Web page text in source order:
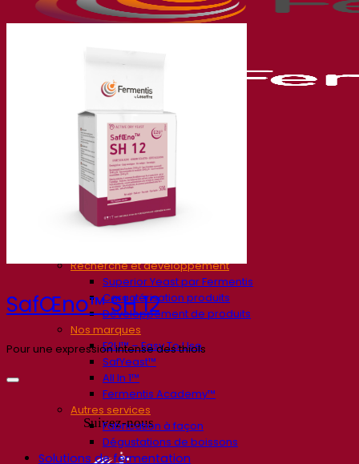
Société
À propos
Expert en fermentation
Une équipe passionnée
Recherche et développement
Superior Yeast par Fermentis
Caractérisation produits
Développement de produits
Nos marques
E2U™ – Easy To Use
SafYeast™
All In 1™
Fermentis Academy™
Autres services
Fabrication à façon
Dégustations de boissons
Solutions de fermentation
SafŒno™ SH 12
Pour une expression intense des thiols
Suivez-nous